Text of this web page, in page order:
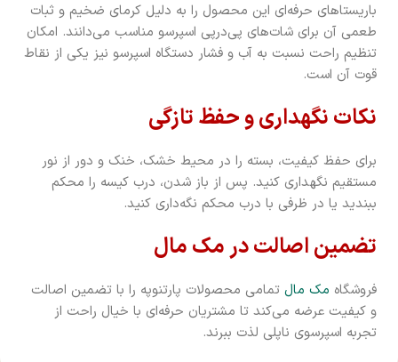
باریستاهای حرفه‌ای این محصول را به دلیل کرمای ضخیم و ثبات
طعمی آن برای شات‌های پی‌درپی اسپرسو مناسب می‌دانند. امکان
تنظیم راحت نسبت به آب و فشار دستگاه اسپرسو نیز یکی از نقاط
قوت آن است.
نکات نگهداری و حفظ تازگی
برای حفظ کیفیت، بسته را در محیط خشک، خنک و دور از نور
مستقیم نگهداری کنید. پس از باز شدن، درب کیسه را محکم
ببندید یا در ظرفی با درب محکم نگه‌داری کنید.
تضمین اصالت در مک مال
فروشگاه مک مال تمامی محصولات پارتنوپه را با تضمین اصالت
و کیفیت عرضه می‌کند تا مشتریان حرفه‌ای با خیال راحت از
تجربه اسپرسوی ناپلی لذت ببرند.